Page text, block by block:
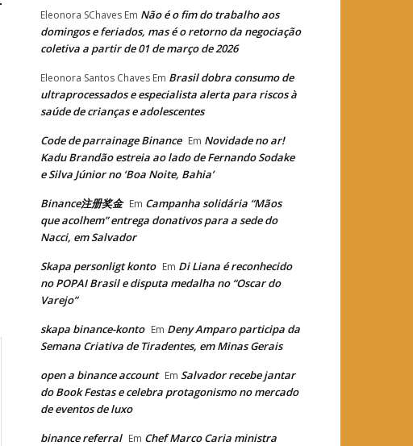
Eleonora SChaves Em Não é o fim do trabalho aos
domingos e feriados, mas é o retorno da negociação
coletiva a partir de 01 de março de 2026
Eleonora Santos Chaves Em Brasil dobra consumo de
ultraprocessados e especialista alerta para riscos à
saúde de crianças e adolescentes
Code de parrainage Binance Em Novidade no ar!
Kadu Brandão estreia ao lado de Fernando Sodake
e Silva Júnior no ‘Boa Noite, Bahia’
Binance注册奖金 Em Campanha solidária “Mãos
que acolhem” entrega donativos para a sede do
Nacci, em Salvador
Skapa personligt konto Em Di Liana é reconhecido
no POPAI Brasil e disputa medalha no “Oscar do
Varejo”
skapa binance-konto Em Deny Amparo participa da
Semana Criativa de Tiradentes, em Minas Gerais
open a binance account Em Salvador recebe jantar
do Book Festas e celebra protagonismo no mercado
de eventos de luxo
binance referral Em Chef Marco Caria ministra